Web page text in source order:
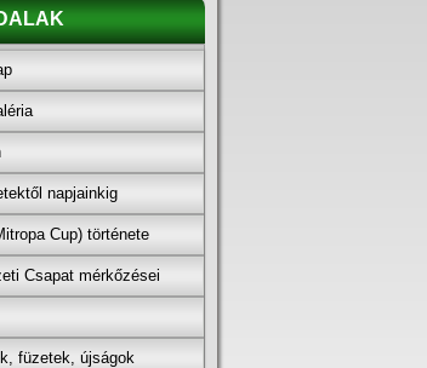
napjainkig
Cup) története
Csapat mérkőzései
füzetek, újságok